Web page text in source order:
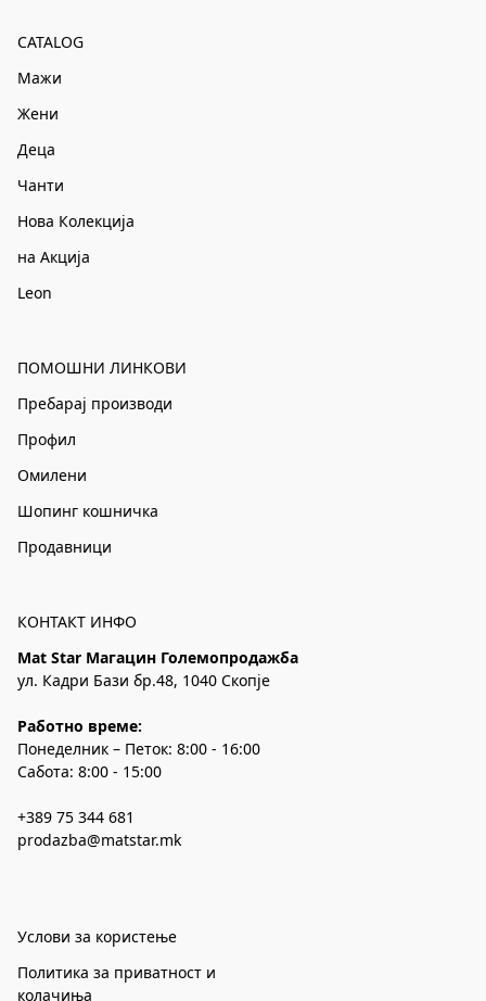
CATALOG
Мажи
Жени
Деца
Чанти
Нова Колекција
на Акција
Leon
ПОМОШНИ ЛИНКОВИ
Пребарај производи
Профил
Омилени
Шопинг кошничка
Продавници
КОНТАКТ ИНФО
Mat Star Магацин Големопродажба
ул. Кадри Бази бр.48, 1040 Скопје
Работно време:
Понеделник – Петок: 8:00 - 16:00
Сабота: 8:00 - 15:00
+389 75 344 681
prodazba@matstar.mk
Услови за користење
Политика за приватност и
колачиња